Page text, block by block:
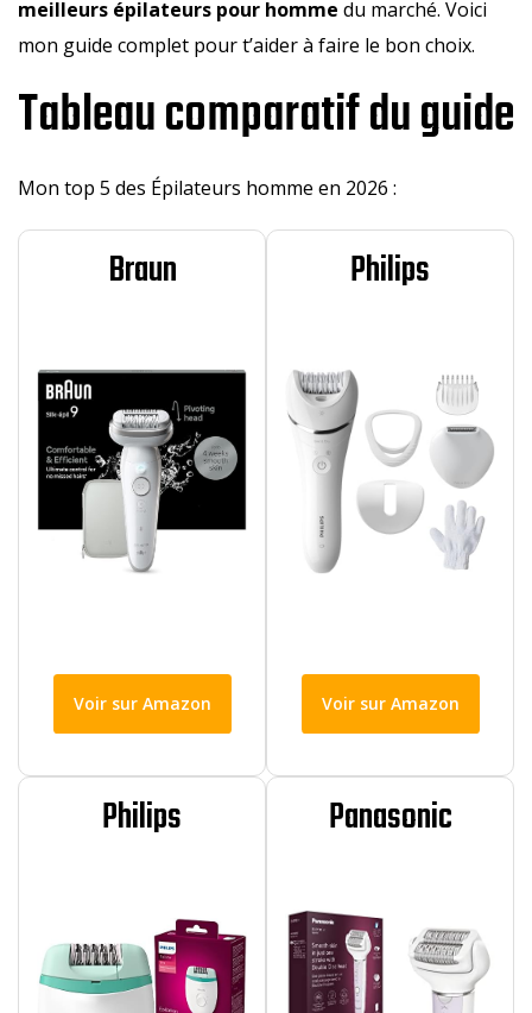
meilleurs épilateurs pour homme du marché. Voici
mon guide complet pour t’aider à faire le bon choix.
Tableau comparatif du guide
Mon top 5 des Épilateurs homme en 2026 :
Braun
Voir sur Amazon
Philips
Voir sur Amazon
Philips Panasonic